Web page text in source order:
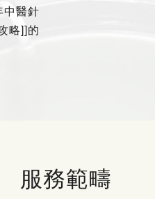
中醫針
略]]的
服務範疇